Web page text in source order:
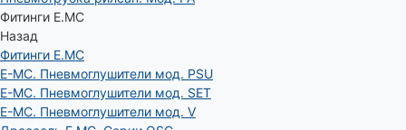
Фитинги E.MC
Назад
Фитинги E.MC
E-MC. Пневмоглушители мод. PSU
E-MC. Пневмоглушители мод. SET
E-MC. Пневмоглушители мод. V